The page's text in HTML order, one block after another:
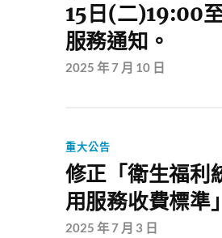
15日(二)19:00
服務通知。
2025 年 7 月 10 日
重大公告
修正「衛生福利
用服務收費標準」
2025 年 7 月 3 日